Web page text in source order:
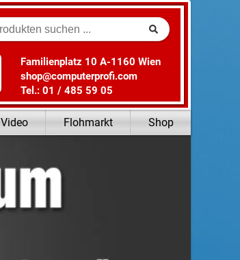
Suche
Familienplatz 10 A-1160 Wien
shop@computerprofi.com
Tel.: 01 / 485 59 05
Video Flohmarkt Shop